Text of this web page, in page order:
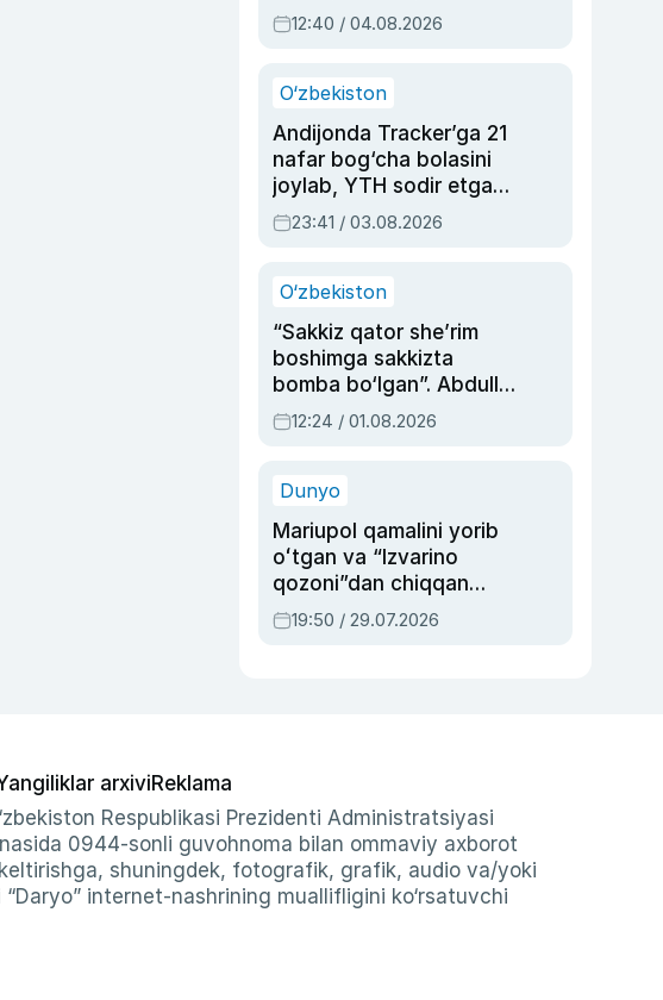
intellektni boshqara
olmay qolishidan xavotir
12:40 / 04.08.2026
O‘zbekiston
Andijonda Tracker’ga 21
nafar bog‘cha bolasini
joylab, YTH sodir etgan
ayolga sud hukmi o‘qildi
23:41 / 03.08.2026
O‘zbekiston
“Sakkiz qator she’rim
boshimga sakkizta
bomba bo‘lgan”. Abdulla
Oripovni siyosiy
ayblovlardan asrab
12:24 / 01.08.2026
Dunyo
Mariupol qamalini yorib
oʻtgan va “Izvarino
qozoni”dan chiqqan
qahramon — Ukraina
armiyasi bosh
19:50 / 29.07.2026
arxiviReklama
Respublikasi Prezidenti Administratsiyasi
0944-sonli guvohnoma bilan ommaviy axborot
shuningdek, fotografik, grafik, audio va/yoki
internet-nashrining muallifligini ko‘rsatuvchi